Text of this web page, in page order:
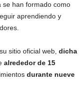
se han formado como
aprendiendo y
sitio oficial web, dicha
alrededor de 15
durante nueve